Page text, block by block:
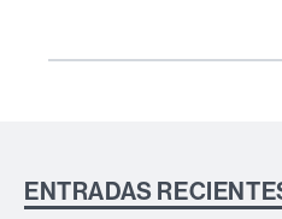
ENTRADAS